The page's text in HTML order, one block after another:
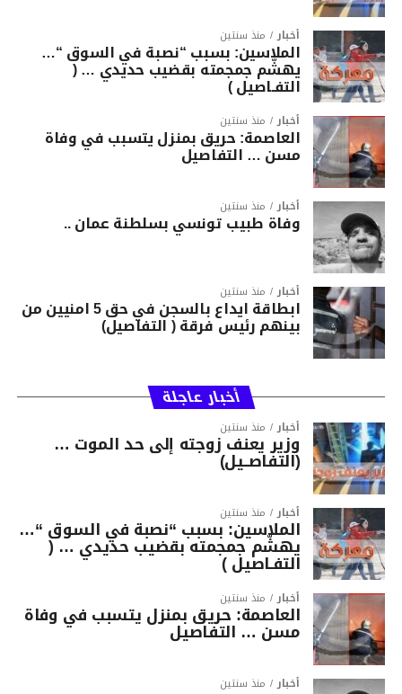
أخبار منذ سنتين
الملاسين: بسبب “نصبة في السوق “…
يهشّم جمجمته بقضيب حديدي … (
التفـاصيل )
أخبار منذ سنتين
العاصمة: حريق بمنزل يتسبب في وفاة
مسن … التفاصيل
أخبار منذ سنتين
وفاة طبيب تونسي بسلطنة عمان ..
أخبار منذ سنتين
ابطاقة ايداع بالسجن في حق 5 امنيين من
بينهم رئيس فرقة ( التفاصيل)
أخبار عاجلة
أخبار منذ سنتين
وزير يعنف زوجته إلى حد الموت …
(التفاصــيل)
أخبار منذ سنتين
الملاسين: بسبب “نصبة في السوق “…
يهشّم جمجمته بقضيب حديدي … (
التفـاصيل )
أخبار منذ سنتين
العاصمة: حريق بمنزل يتسبب في وفاة
مسن … التفاصيل
أخبار منذ سنتين